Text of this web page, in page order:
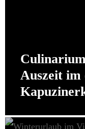
Auszeit im